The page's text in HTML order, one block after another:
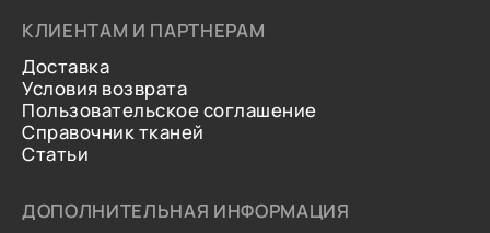
КЛИЕНТАМ И ПАРТНЕРАМ
Доставка
Условия возврата
Пользовательское соглашение
Справочник тканей
Статьи
ДОПОЛНИТЕЛЬНАЯ ИНФОРМАЦИЯ